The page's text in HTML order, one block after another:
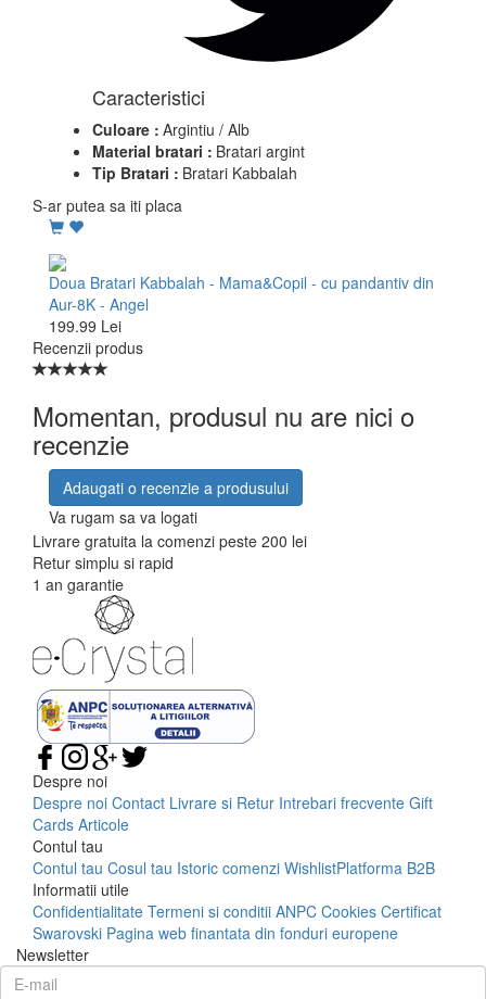
Caracteristici
Culoare : Argintiu / Alb
Material bratari : Bratari argint
Tip Bratari : Bratari Kabbalah
S-ar putea sa iti placa
Doua Bratari Kabbalah - Mama&Copil - cu pandantiv din
Aur-8K - Angel
199.99 Lei
Recenzii produs
Momentan, produsul nu are nici o
recenzie
Adaugati o recenzie a produsului
Va rugam sa va logati
Livrare gratuita la comenzi peste 200 lei
Retur simplu si rapid
1 an garantie
Despre noi
Despre noi Contact Livrare si Retur Intrebari frecvente Gift
Cards Articole
Contul tau
Contul tau Cosul tau Istoric comenzi WishlistPlatforma B2B
Informatii utile
Confidentialitate Termeni si conditii ANPC Cookies Certificat
Swarovski Pagina web finantata din fonduri europene
Newsletter